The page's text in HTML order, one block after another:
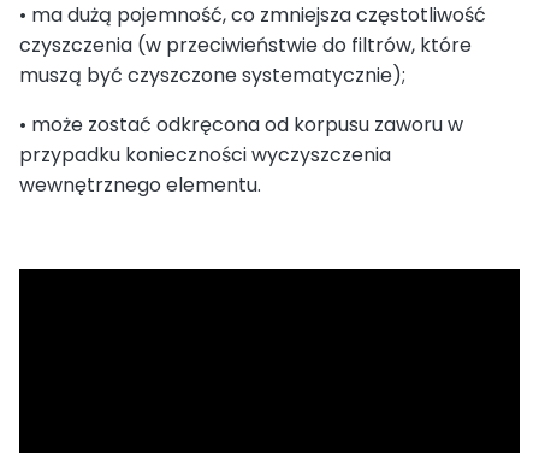
• ma dużą pojemność, co zmniejsza częstotliwość
czyszczenia (w przeciwieństwie do filtrów, które
muszą być czyszczone systematycznie);
• może zostać odkręcona od korpusu zaworu w
przypadku konieczności wyczyszczenia
wewnętrznego elementu.